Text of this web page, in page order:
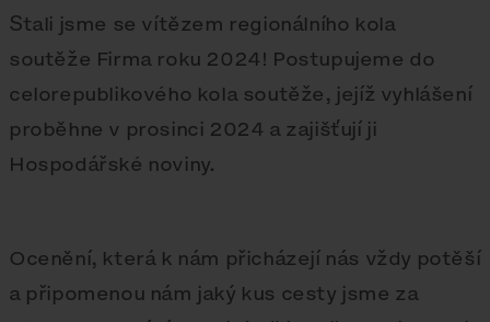
Stali jsme se vítězem regionálního kola
soutěže Firma roku 2024! Postupujeme do
celorepublikového kola soutěže, jejíž vyhlášení
proběhne v prosinci 2024 a zajišťují ji
Hospodářské noviny.
Ocenění, která k nám přicházejí nás vždy potěší
a připomenou nám jaký kus cesty jsme za